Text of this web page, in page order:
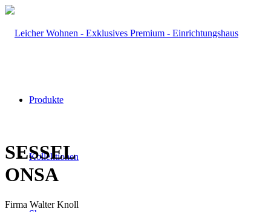
Produkte
Kollektionen
SESSEL
ONSA
Firma Walter Knoll